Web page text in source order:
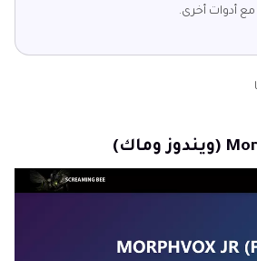
مع أدوات أخرى.